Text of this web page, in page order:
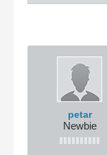
petar
Newbie